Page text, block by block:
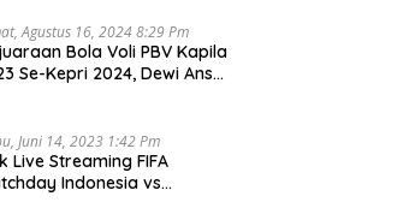
Agustus 16, 2024 8:29 Pm
Bola Voli PBV Kapila
Se-Kepri 2024, Dewi Ansar
Juni 14, 2023 1:42 Pm
Live Streaming FIFA
Indonesia vs